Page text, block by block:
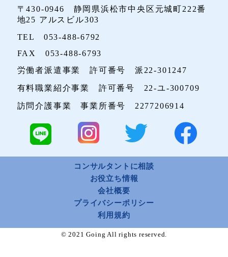
〒430-0946 静岡県浜松市中央区元城町222番
地25 アルスビル303
TEL 053-488-6792
FAX 053-488-6793
労働者派遣事業 許可番号 派22-301247
有料職業紹介事業 許可番号 22-ユ-300709
訪問介護事業 事業所番号 2277206914
コンサルタントに相談
お役立ち情報
会社概要
プライバシーポリシー
利用規約
© 2021 Going All rights reserved.